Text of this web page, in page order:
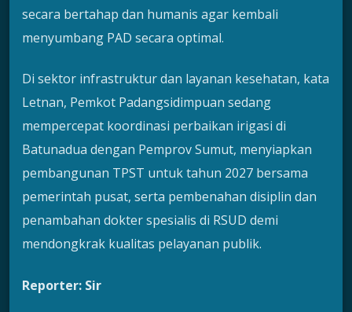
secara bertahap dan humanis agar kembali
menyumbang PAD secara optimal.
Di sektor infrastruktur dan layanan kesehatan, kata
Letnan, Pemkot Padangsidimpuan sedang
mempercepat koordinasi perbaikan irigasi di
Batunadua dengan Pemprov Sumut, menyiapkan
pembangunan TPST untuk tahun 2027 bersama
pemerintah pusat, serta pembenahan disiplin dan
penambahan dokter spesialis di RSUD demi
mendongkrak kualitas pelayanan publik.
Reporter: Sir